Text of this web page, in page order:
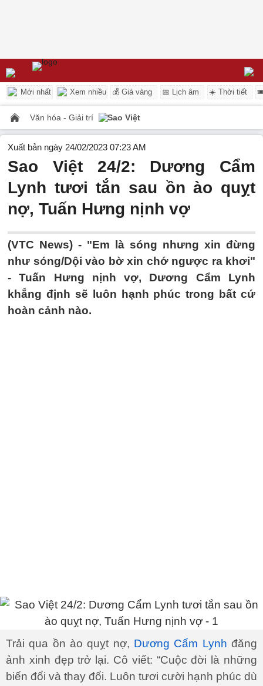
Mới nhất Xem nhiều 💰 Giá vàng 📅 Lịch âm ☀️ Thời tiết
Văn hóa - Giải trí Sao Việt
Xuất bản ngày 24/02/2023 07:23 AM
Sao Việt 24/2: Dương Cẩm
Lynh tươi tắn sau ồn ào quỵt
nợ, Tuấn Hưng nịnh vợ
(VTC News) - "Em là sóng nhưng xin đừng
như sóng/Dội vào bờ xin chớ ngược ra khơi"
- Tuấn Hưng nịnh vợ, Dương Cẩm Lynh
khẳng định sẽ luôn hạnh phúc trong bất cứ
hoàn cảnh nào.
Trải qua ồn ào quỵt nợ, Dương Cẩm Lynh đăng
ảnh xinh đẹp trở lại. Cô viết: “Cuộc đời là những
biến đổi và thay đổi. Luôn tươi cười hạnh phúc dù